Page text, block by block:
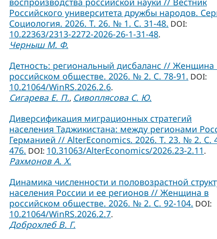
Российского университета дружбы народов.
Социология. 2026. Т. 26. № 1. C. 31-48. DOI:
10.22363/2313-2272-2026-26-1-31-48.
Черныш М. Ф.
Детность: региональный дисбаланс // Женщина
российском обществе. 2026. № 2. С. 78-91. DOI:
10.21064/WinRS.2026.2.6.
Сигарева Е. П., Сивоплясова С. Ю.
Диверсификация миграционных стратегий
населения Таджикистана: между регионами
Германией // AlterEconomics. 2026. Т. 23. № 2. С.
476. DOI: 10.31063/AlterEconomics/2026.23-2.11.
Рахмонов А. Х.
Динамика численности и половозрастной
населения России и ее регионов // Женщина в
российском обществе. 2026. № 2. С. 92-104. DOI:
10.21064/WinRS.2026.2.7.
Доброхлеб В. Г.